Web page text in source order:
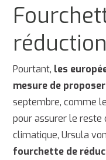
réduction
Pourtant, les
mesure de
septembre, comme
pour assurer le reste
climatique, Ursula
fourchette de